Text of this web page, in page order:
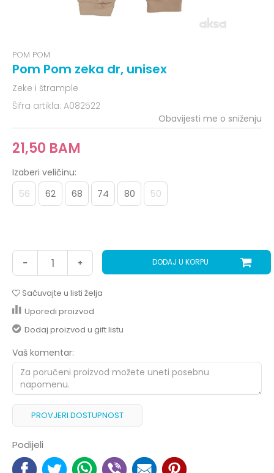
POM POM
Pom Pom zeka dr, unisex
Zeke i štrample
Šifra artikla: A082522
21,50 BAM
Obavijesti me o sniženju
Izaberi veličinu:
56 62 68 74 80 50
DODAJ U KORPU
Sačuvajte u listi želja
Uporedi proizvod
Dodaj proizvod u gift listu
Vaš komentar:
PROVJERI DOSTUPNOST
Podijeli